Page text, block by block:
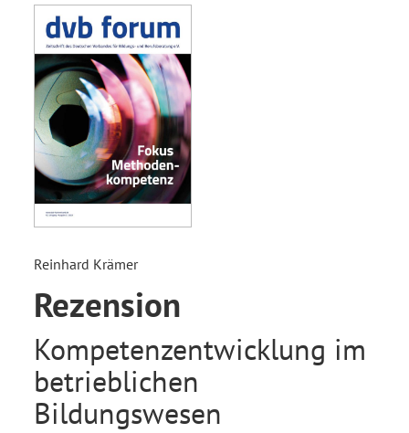
Reinhard Krämer
Rezension
Kompetenzentwicklung im
betrieblichen
Bildungswesen